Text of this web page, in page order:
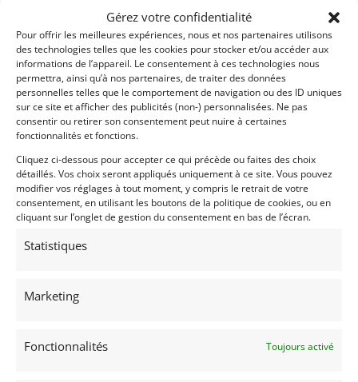
Gérez votre confidentialité
Pour offrir les meilleures expériences, nous et nos partenaires utilisons
des technologies telles que les cookies pour stocker et/ou accéder aux
informations de l’appareil. Le consentement à ces technologies nous
permettra, ainsi qu’à nos partenaires, de traiter des données
personnelles telles que le comportement de navigation ou des ID uniques
sur ce site et afficher des publicités (non-) personnalisées. Ne pas
consentir ou retirer son consentement peut nuire à certaines
fonctionnalités et fonctions.
Cliquez ci-dessous pour accepter ce qui précède ou faites des choix
détaillés. Vos choix seront appliqués uniquement à ce site. Vous pouvez
modifier vos réglages à tout moment, y compris le retrait de votre
consentement, en utilisant les boutons de la politique de cookies, ou en
cliquant sur l’onglet de gestion du consentement en bas de l’écran.
Statistiques
Marketing
Fonctionnalités Toujours activé
19
JENSEN INTERCEPTOR III (1972)
Vends Jensen Interceptor III. 1972, Matching Numbers.
Vendu par : Vintage Race Car Sales